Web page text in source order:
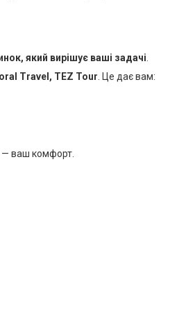
який вирішує ваші задачі
Travel, TEZ Tour . Це дає вам:
— ваш комфорт.